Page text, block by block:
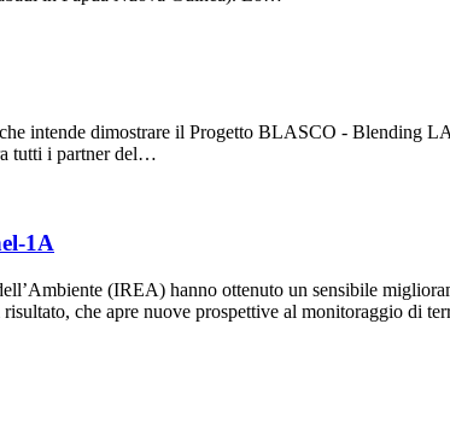
intende dimostrare il Progetto BLASCO - Blending
tutti i partner del…
1A
(IREA) hanno ottenuto un sensibile
che apre nuove prospettive al monitoraggio di